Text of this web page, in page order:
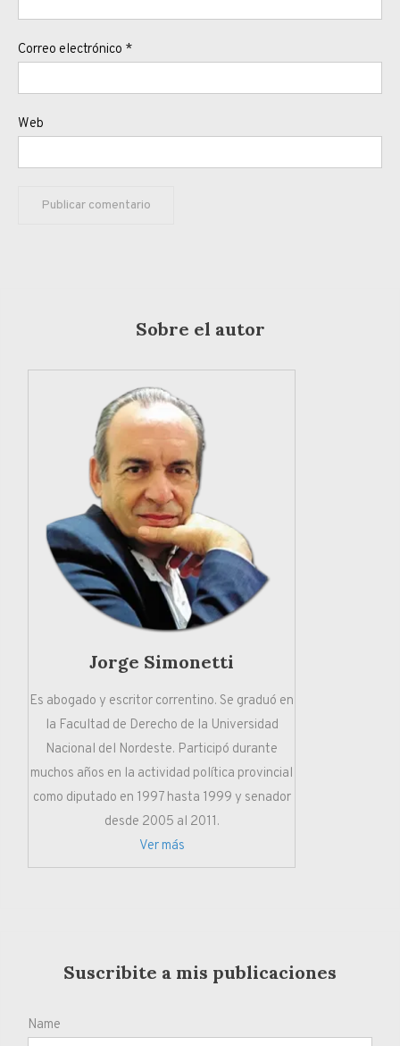
Correo electrónico *
Web
Sobre el autor
Jorge Simonetti
Es abogado y escritor correntino. Se graduó en
la Facultad de Derecho de la Universidad
Nacional del Nordeste. Participó durante
muchos años en la actividad política provincial
como diputado en 1997 hasta 1999 y senador
desde 2005 al 2011.
Ver más
Suscribite a mis publicaciones
Name